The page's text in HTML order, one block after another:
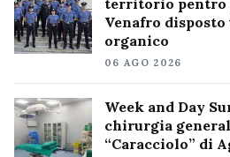
Venafro
organico
06 AGO 2026
Week and Day
chirurgia
“Caracciolo” di